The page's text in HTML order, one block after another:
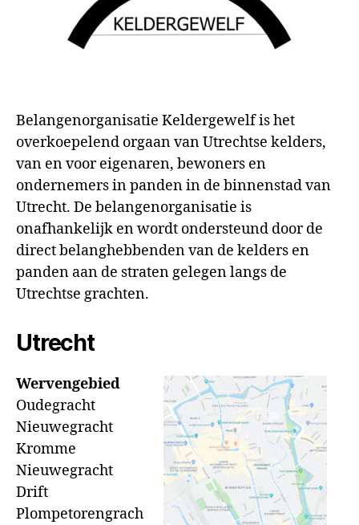
Belangenorganisatie Keldergewelf is het
overkoepelend orgaan van Utrechtse kelders,
van en voor eigenaren, bewoners en
ondernemers in panden in de binnenstad van
Utrecht. De belangenorganisatie is
onafhankelijk en wordt ondersteund door de
direct belanghebbenden van de kelders en
panden aan de straten gelegen langs de
Utrechtse grachten.
Utrecht
Wervengebied
Oudegracht
Nieuwegracht
Kromme
Nieuwegracht
Drift
Plompetorengrach